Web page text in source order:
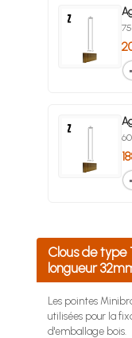
Clous de type
longueur
Les pointes
utilisées pour la
d'emballage bois.